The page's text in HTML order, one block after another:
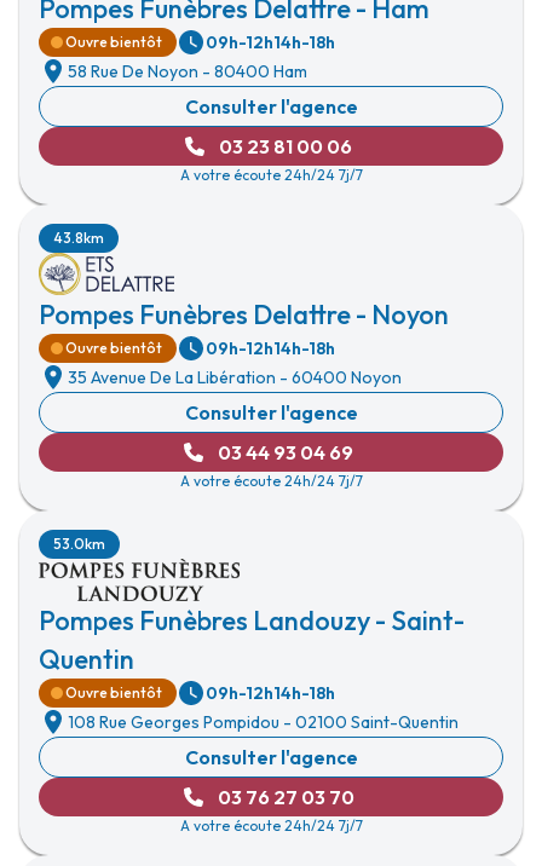
Pompes Funèbres Delattre - Ham
Ouvre bientôt 09h-12h14h-18h
58 Rue De Noyon - 80400 Ham
Consulter l'agence
03 23 81 00 06
A votre écoute 24h/24 7j/7
Pompes Funèbres Delattre - Noyon
43.8km
Ouvre bientôt 09h-12h14h-18h
35 Avenue De La Libération - 60400 Noyon
Consulter l'agence
03 44 93 04 69
A votre écoute 24h/24 7j/7
Pompes Funèbres Landouzy - Saint-
Quentin
53.0km
Ouvre bientôt 09h-12h14h-18h
108 Rue Georges Pompidou - 02100 Saint-Quentin
Consulter l'agence
03 76 27 03 70
A votre écoute 24h/24 7j/7